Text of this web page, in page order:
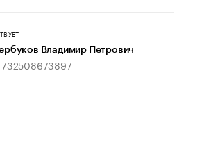
Владимир Петрович